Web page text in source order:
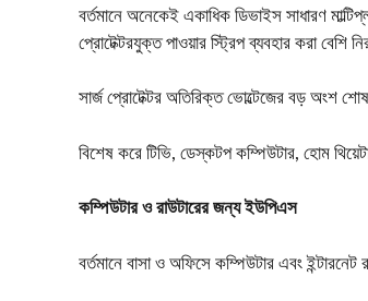
বর্তমানে অনেকেই একাধিক ডিভাইস সাধারণ
প্রোটেক্টরযুক্ত পাওয়ার স্ট্রিপ ব্যবহার করা বেশি
সার্জ প্রোটেক্টর অতিরিক্ত ভোল্টেজের বড় অংশ
বিশেষ করে টিভি, ডেস্কটপ কম্পিউটার, হোম
কম্পিউটার ও রাউটারের জন্য ইউপিএস
বর্তমানে বাসা ও অফিসে কম্পিউটার এবং